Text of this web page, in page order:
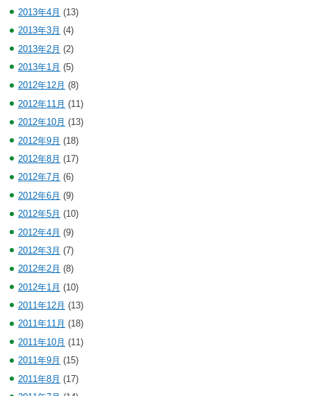
2013年4月 (13)
2013年3月 (4)
2013年2月 (2)
2013年1月 (5)
2012年12月 (8)
2012年11月 (11)
2012年10月 (13)
2012年9月 (18)
2012年8月 (17)
2012年7月 (6)
2012年6月 (9)
2012年5月 (10)
2012年4月 (9)
2012年3月 (7)
2012年2月 (8)
2012年1月 (10)
2011年12月 (13)
2011年11月 (18)
2011年10月 (11)
2011年9月 (15)
2011年8月 (17)